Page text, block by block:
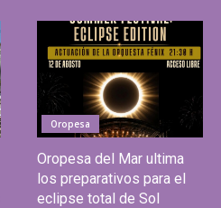
Oropesa
Oropesa del Mar ultima
los preparativos para el
eclipse total de Sol